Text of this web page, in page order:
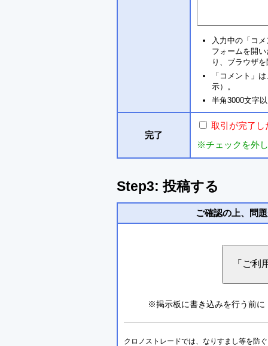
入力中の「コ
フォームを開
り、ブラウザ
「コメント」
示）。
半角3000文字
完了
取引が完了し
※チェックを外
Step3: 投稿する
ご確認の上、問
※掲示板に書き込みを行う前に
クロノストレードでは、なりすまし等を防